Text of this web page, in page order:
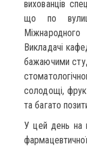
вихованців
що по
Викладачі
бажаючими
солодощі,
та багато
У цей день на